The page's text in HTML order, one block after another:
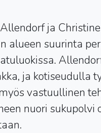
ja
alueen suurinta
ja kotiseudulla
vastuullinen
nuori